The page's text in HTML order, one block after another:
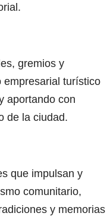
gremios y
empresarial turístico
aportando con
de la ciudad.
que impulsan y
comunitario,
y memorias